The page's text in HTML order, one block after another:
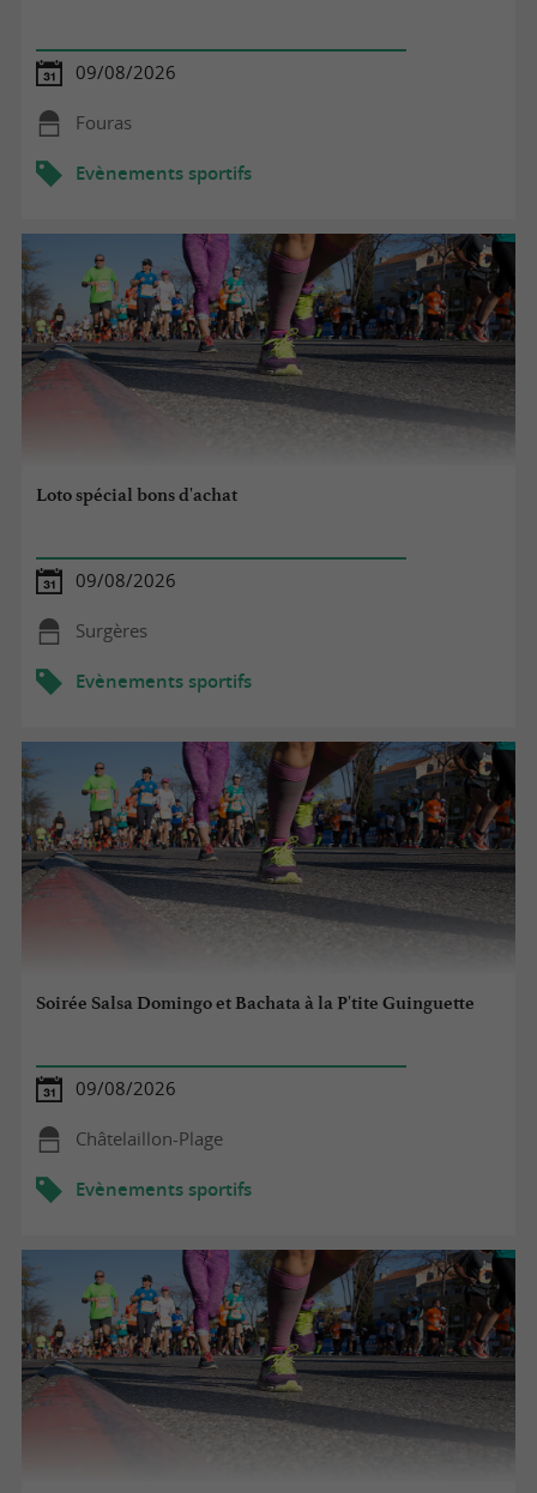
09/08/2026
Fouras
Evènements sportifs
Loto spécial bons d'achat
09/08/2026
Surgères
Evènements sportifs
Soirée Salsa Domingo et Bachata à la P'tite Guinguette
09/08/2026
Châtelaillon-Plage
Evènements sportifs